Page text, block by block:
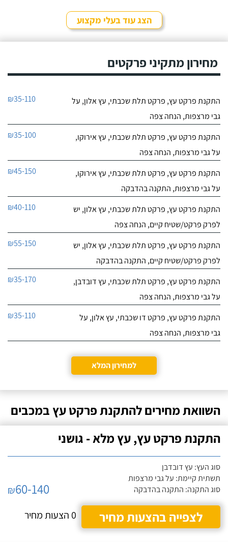
הצג עוד בעלי מקצוע
מחירון מתקיני פרקטים
התקנת פרקט עץ, פרקט תלת שכבתי, עץ אלון, על
גבי מרצפות, הנחה צפה
₪35-110
התקנת פרקט עץ, פרקט תלת שכבתי, עץ אירוקו,
על גבי מרצפות, הנחה צפה
₪35-100
התקנת פרקט עץ, פרקט תלת שכבתי, עץ אירוקו,
על גבי מרצפות, התקנה בהדבקה
₪45-150
התקנת פרקט עץ, פרקט תלת שכבתי, עץ אלון, יש
לפרק פרקט/שטיח קיים, הנחה צפה
₪40-110
התקנת פרקט עץ, פרקט תלת שכבתי, עץ אלון, יש
לפרק פרקט/שטיח קיים, התקנה בהדבקה
₪55-150
התקנת פרקט עץ, פרקט תלת שכבתי, עץ דובדבן,
על גבי מרצפות, הנחה צפה
₪35-170
התקנת פרקט עץ, פרקט דו שכבתי, עץ אלון, על
גבי מרצפות, הנחה צפה
₪35-110
למחירון המלא
השוואת מחירים להתקנת פרקט עץ במכבים
התקנת פרקט עץ, עץ מלא - גושני
סוג העץ: עץ דובדבן
תשתית קיימת: על גבי מרצפות
סוג התקנה: התקנה בהדבקה
₪60-140
לצפייה בהצעות מחיר
0 הצעות מחיר